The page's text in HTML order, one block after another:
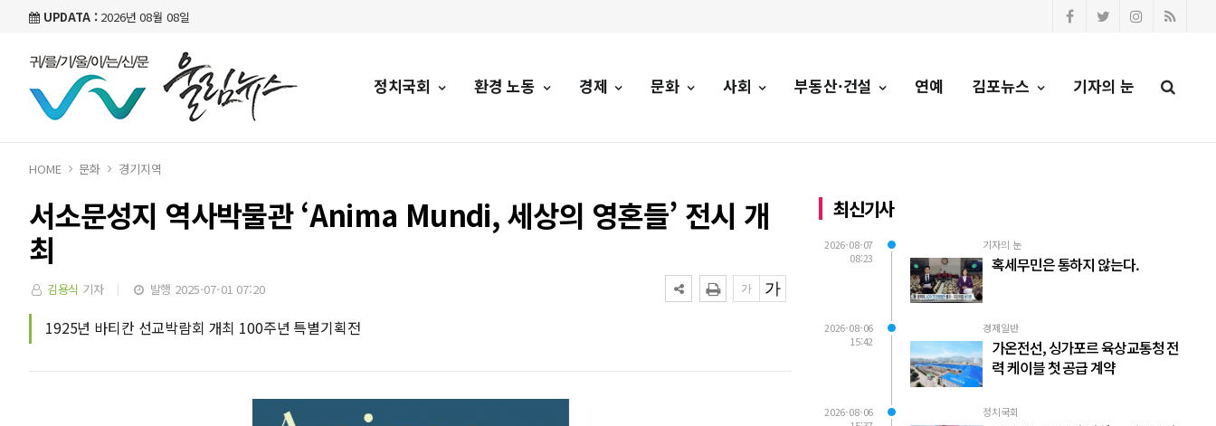
UPDATA :2026년 08월 08일
정치국회 환경 노동 경제 문화 사회 부동산·건설 연예 김포뉴스 기자의 눈
HOME 문화 경기지역
서소문성지 역사박물관 ‘Anima Mundi, 세상의 영혼들’ 전시 개
최
김용식 기자 발행 2025-07-01 07:20
1925년 바티칸 선교박람회 개최 100주년 특별기획전
최신기사
2026-08-07
08:23
기자의 눈
혹세무민은 통하지 않는다.
2026-08-06
15:42
경제일반
가온전선, 싱가포르 육상교통청 전
력 케이블 첫 공급 계약
2026-08-06
정치국회